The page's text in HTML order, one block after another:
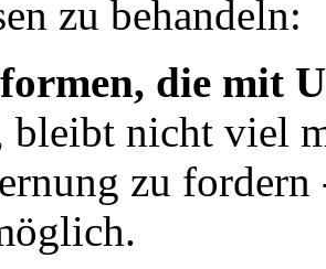
zu behandeln:
die mit
bleibt nicht viel
zu